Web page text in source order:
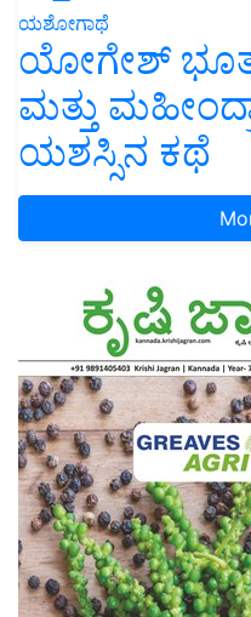
ಯಶೋಗಾಥೆ
ಯೋಗೇಶ್
ಮತ್ತು
ಯಶಸ್ಸಿನ ಕಥೆ